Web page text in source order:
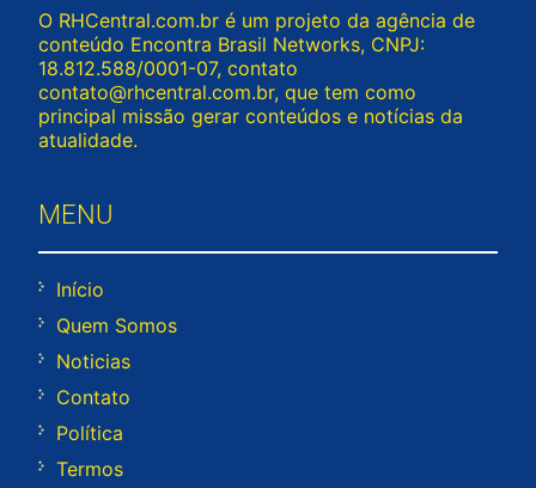
O RHCentral.com.br é um projeto da agência de
conteúdo Encontra Brasil Networks, CNPJ:
18.812.588/0001-07, contato
contato@rhcentral.com.br, que tem como
principal missão gerar conteúdos e notícias da
atualidade.
MENU
Início
Quem Somos
Noticias
Contato
Política
Termos